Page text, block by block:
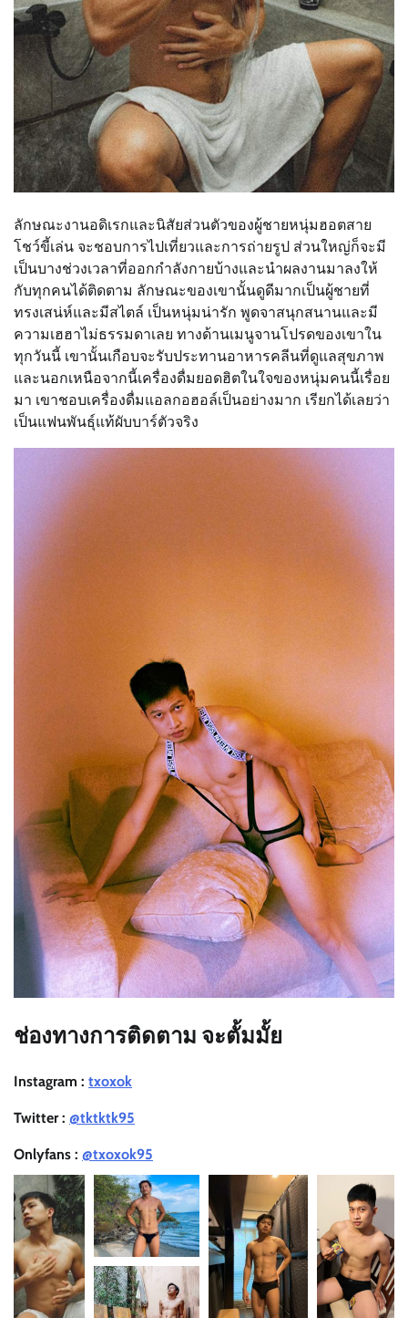
ลักษณะงานอดิเรกและนิสัยส่วนตัวของผู้ชายหนุ่มฮอตสาย
โชว์ขี้เล่น จะชอบการไปเที่ยวและการถ่ายรูป ส่วนใหญ่ก็จะมี
เป็นบางช่วงเวลาที่ออกกำลังกายบ้างและนำผลงานมาลงให้
กับทุกคนได้ติดตาม ลักษณะของเขานั้นดูดีมากเป็นผู้ชายที่
ทรงเสน่ห์และมีสไตล์ เป็นหนุ่มน่ารัก พูดจาสนุกสนานและมี
ความเฮฮาไม่ธรรมดาเลย ทางด้านเมนูจานโปรดของเขาใน
ทุกวันนี้ เขานั้นเกือบจะรับประทานอาหารคลีนที่ดูแลสุขภาพ
และนอกเหนือจากนี้เครื่องดื่มยอดฮิตในใจของหนุ่มคนนี้เรื่อย
มา เขาชอบเครื่องดื่มแอลกอฮอล์เป็นอย่างมาก เรียกได้เลยว่า
เป็นแฟนพันธุ์แท้ผับบาร์ตัวจริง
ช่องทางการติดตาม จะตั้มมั้ย
Instagram : txoxok
Twitter : @tktktk95
Onlyfans : @txoxok95